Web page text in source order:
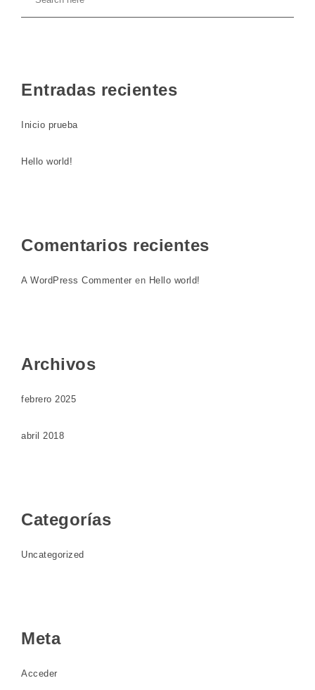
Entradas recientes
Inicio prueba
Hello world!
Comentarios recientes
A WordPress Commenter en Hello world!
Archivos
febrero 2025
abril 2018
Categorías
Uncategorized
Meta
Acceder